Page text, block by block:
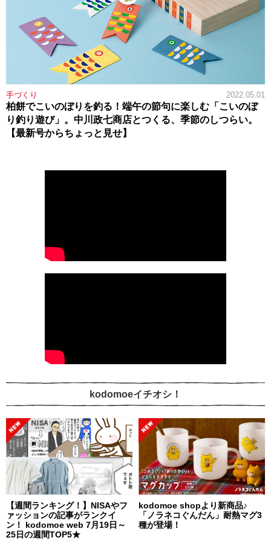
手づくり 2022.05.01
柏餅でこいのぼりを釣る！端午の節句に楽しむ「こいのぼ
り釣り遊び」。中川政七商店とつくる、季節のしつらい。
【最新号からちょっと見せ】
kodomoeイチオシ！
【週間ランキング！】NISAやフ
ァッションの記事がランクイ
ン！ kodomoe web 7月19日～
25日の週間TOP5★
kodomoe shopより新商品♪
「ノラネコぐんだん」耐熱マグ3
種が登場！